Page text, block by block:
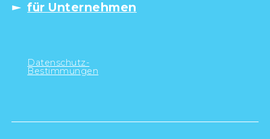
für Unternehmen
Datenschutz-
Bestimmungen